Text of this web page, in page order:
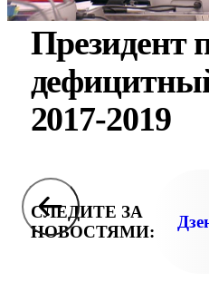
Президент
2017-2019
СЛЕДИТЕ ЗА
НОВОСТЯМИ: